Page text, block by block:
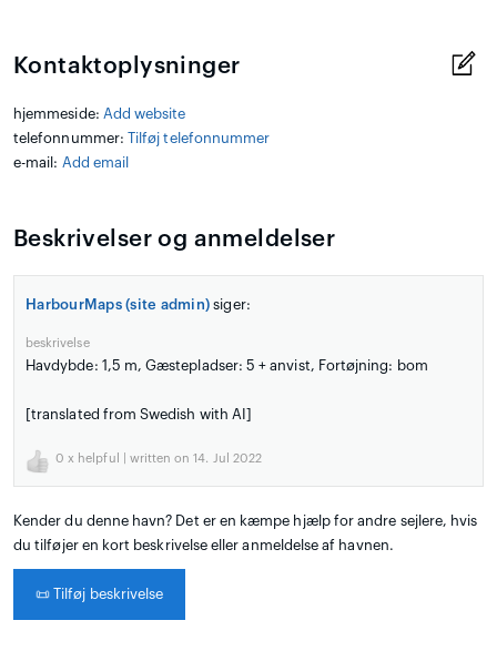
Kontaktoplysninger
hjemmeside: Add website
telefonnummer:
Tilføj telefonnummer
e-mail: Add email
Beskrivelser og anmeldelser
HarbourMaps (site admin) siger:
beskrivelse
Havdybde: 1,5 m, Gæstepladser: 5 + anvist, Fortøjning: bom
[translated from Swedish with AI]
0 x helpful | written on 14. Jul 2022
Kender du denne havn? Det er en kæmpe hjælp for andre sejlere, hvis
du tilføjer en kort beskrivelse eller anmeldelse af havnen.
📜 Tilføj beskrivelse